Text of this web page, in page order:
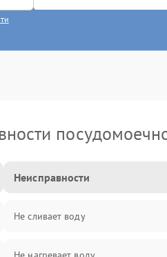
Неисправности
Не сливает воду